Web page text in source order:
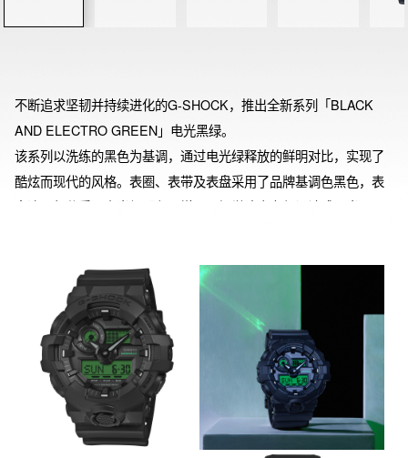
不断追求坚韧并持续进化的G-SHOCK，推出全新系列「BLACK
AND ELECTRO GREEN」电光黑绿。
该系列以洗练的黑色为基调，通过电光绿释放的鲜明对比，实现了
酷炫而现代的风格。表圈、表带及表盘采用了品牌基调色黑色，表
盘液晶部分采用电光绿配色，增强了视觉冲击力与设计感。当照明
※ GA-B010BEG的表壳、表圈、表带，以及GA-B2100BEG的表
圈、表带的主要树脂部件采用了生物质树脂。通过使用可再生的有
机资源作为原料，有助于降低环境负荷。